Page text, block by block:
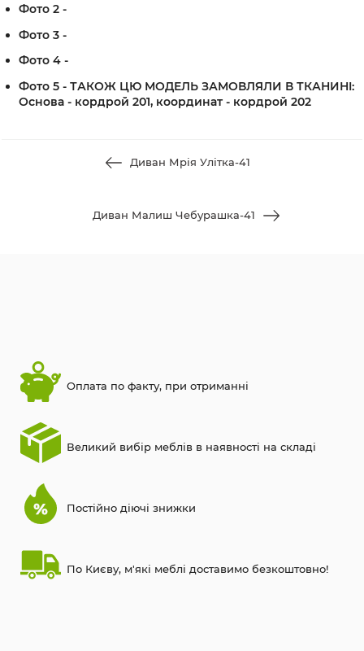
Фото 2 -
Фото 3 -
Фото 4 -
Фото 5 - ТАКОЖ ЦЮ МОДЕЛЬ ЗАМОВЛЯЛИ В ТКАНИНI:
Основа - кордрой 201, координат - кордрой 202
Диван Мрія Улітка-41
Диван Малиш Чебурашка-41
Оплата по факту, при отриманні
Великий вибір меблів в наявності на складі
Постійно діючі знижки
По Києву, м'які меблі доставимо безкоштовно!